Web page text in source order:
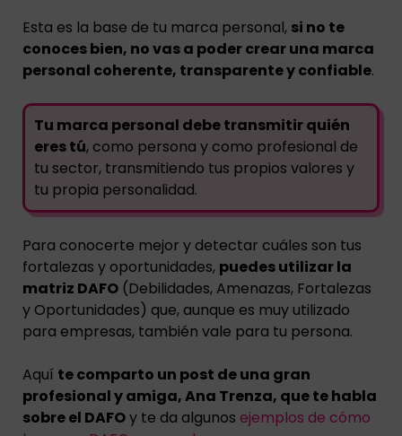
Esta es la base de tu marca personal, si no te
conoces bien, no vas a poder crear una marca
personal coherente, transparente y confiable.
Tu marca personal debe transmitir quién
eres tú, como persona y como profesional de
tu sector, transmitiendo tus propios valores y
tu propia personalidad.
Para conocerte mejor y detectar cuáles son tus
fortalezas y oportunidades, puedes utilizar la
matriz DAFO (Debilidades, Amenazas, Fortalezas
y Oportunidades) que, aunque es muy utilizado
para empresas, también vale para tu persona.
Aquí te comparto un post de una gran
profesional y amiga, Ana Trenza, que te habla
sobre el DAFOy te da algunos ejemplos de cómo